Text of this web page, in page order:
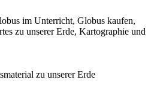
im Unterricht, Globus kaufen,
zu unserer Erde, Kartographie und
zu unserer Erde